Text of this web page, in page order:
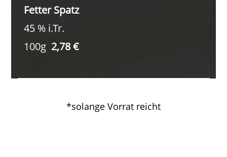
Fetter Spatz
45 % i.Tr.
100g 2,78 €
*solange Vorrat reicht